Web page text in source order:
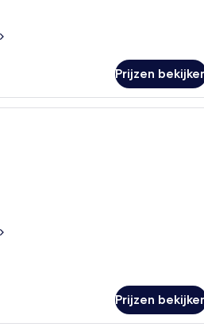
Prijzen
Een moderne hotelkamer
Prijzen